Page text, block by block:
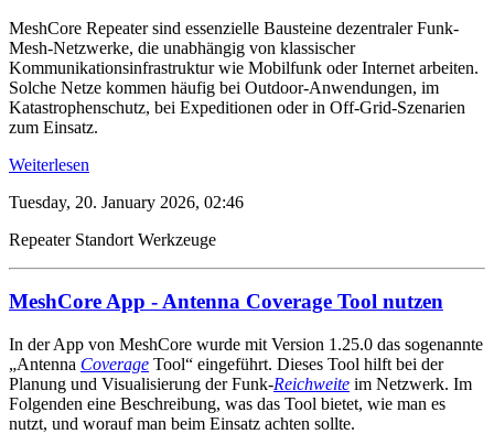
MeshCore Repeater sind essenzielle Bausteine dezentraler Funk-
Mesh-Netzwerke, die unabhängig von klassischer
Kommunikationsinfrastruktur wie Mobilfunk oder Internet arbeiten.
Solche Netze kommen häufig bei Outdoor-Anwendungen, im
Katastrophenschutz, bei Expeditionen oder in Off-Grid-Szenarien
zum Einsatz.
Weiterlesen
Tuesday, 20. January 2026, 02:46
Repeater Standort Werkzeuge
MeshCore App - Antenna Coverage Tool nutzen
In der App von MeshCore wurde mit Version 1.25.0 das sogenannte
„Antenna Coverage Tool“ eingeführt. Dieses Tool hilft bei der
Planung und Visualisierung der Funk-Reichweite im Netzwerk. Im
Folgenden eine Beschreibung, was das Tool bietet, wie man es
nutzt, und worauf man beim Einsatz achten sollte.